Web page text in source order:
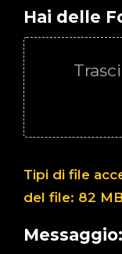
Hai delle
Tipi di file
del file: 82
Messaggio: